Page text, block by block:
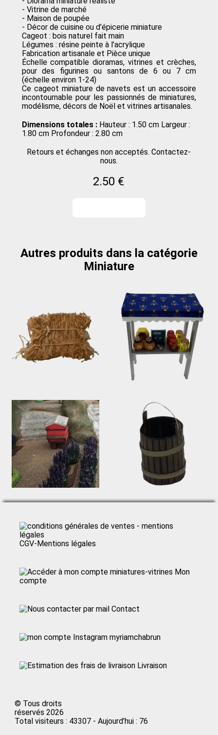
- Vitrine de marché
- Maison de poupée
- Décor de cuisine ou d’épicerie miniature
Cageot : bois naturel fait main
Légumes : résine peinte à l’acrylique
Fabrication artisanale et Pièce unique
Échelle compatible dioramas, vitrines et crèches,
pour des figurines ou santons de 6 ou 7 cm
(échelle environ 1-24)
Ce cageot miniature de navets est un accessoire
incontournable pour les passionnés de miniatures,
modélisme, décors de Noël et vitrines artisanales.
Dimensions totales : Hauteur : 1.50 cm Largeur :
1.80 cm Profondeur : 2.80 cm
Retours et échanges non acceptés. Contactez-
nous.
2.50 €
Autres produits dans la catégorie
Miniature
CGV-Mentions légales
Mon
compte
Contact
myriamchabrun
Livraison
© Tous droits
réservés 2026
Total visiteurs : 43307 - Aujourd’hui : 76